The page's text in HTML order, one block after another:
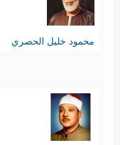
محمود خليل الحصري